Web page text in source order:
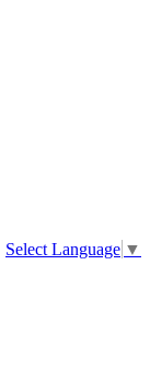
Select Language ▼